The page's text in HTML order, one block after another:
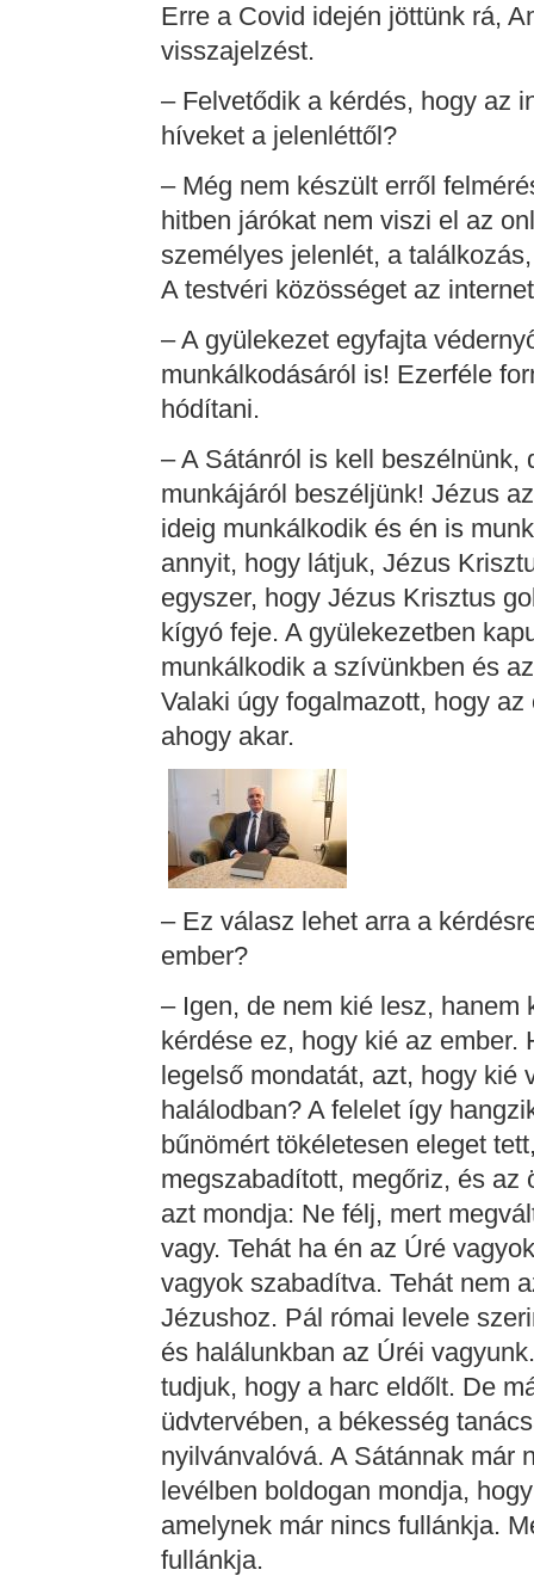
Erre a Covid idején jöttünk rá,
visszajelzést.
– Felvetődik a kérdés, hogy az
híveket a jelenléttől?
– Még nem készült erről
hitben járókat nem viszi el az
személyes jelenlét, a
A testvéri közösséget az
– A gyülekezet egyfajta
munkálkodásáról is! Ezerféle
hódítani.
– A Sátánról is kell beszélnünk,
munkájáról beszéljünk! Jézus
ideig munkálkodik és én is
annyit, hogy látjuk, Jézus
egyszer, hogy Jézus Krisztus
kígyó feje. A gyülekezetben
munkálkodik a szívünkben és
Valaki úgy fogalmazott, hogy
ahogy akar.
– Ez válasz lehet arra a
ember?
– Igen, de nem kié lesz, hanem
kérdése ez, hogy kié az ember.
legelső mondatát, azt, hogy kié
halálodban? A felelet így
bűnömért tökéletesen eleget
megszabadított, megőriz, és
azt mondja: Ne félj, mert
vagy. Tehát ha én az Úré
vagyok szabadítva. Tehát nem
Jézushoz. Pál római levele
és halálunkban az Úréi
tudjuk, hogy a harc eldőlt. De
üdvtervében, a békesség
nyilvánvalóvá. A Sátánnak már
levélben boldogan mondja,
amelynek már nincs fullánkja.
fullánkja.